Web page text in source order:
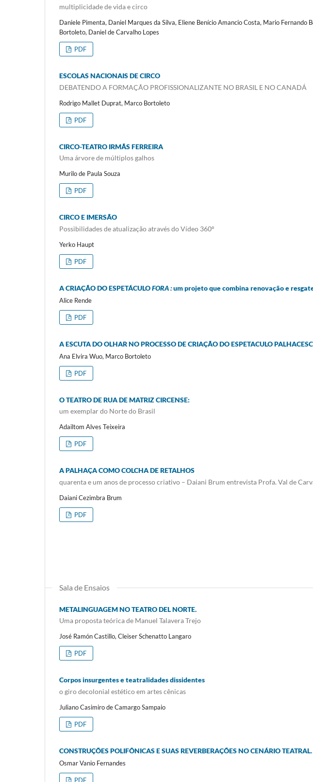
multiplicidade de vida e circo
Daniele Pimenta, Daniel Marques da Silva, Eliene Benício Amancio Costa, Mario Fernando
Bortoleto, Daniel de Carvalho Lopes
PDF
ESCOLAS NACIONAIS DE CIRCO
DEBATENDO A FORMAÇÃO PROFISSIONALIZANTE NO BRASIL E NO CANADÁ
Rodrigo Mallet Duprat, Marco Bortoleto
PDF
CIRCO-TEATRO IRMÃS FERREIRA
Uma árvore de múltiplos galhos
Murilo de Paula Souza
PDF
CIRCO E IMERSÃO
Possibilidades de atualização através do Vídeo 360º
Yerko Haupt
PDF
A CRIAÇÃO DO ESPETÁCULOFORA :um projeto que combina renovação e
Alice Rende
PDF
A ESCUTA DO OLHAR NO PROCESSO DE CRIAÇÃO DO ESPETACULO
Ana Elvira Wuo, Marco Bortoleto
PDF
O TEATRO DE RUA DE MATRIZ CIRCENSE:
um exemplar do Norte do Brasil
Adailtom Alves Teixeira
PDF
A PALHAÇA COMO COLCHA DE RETALHOS
quarenta e um anos de processo criativo – Daiani Brum entrevista Profa. Val de
Daiani Cezimbra Brum
PDF
Sala de Ensaios
METALINGUAGEM NO TEATRO DEL NORTE.
Uma proposta teórica de Manuel Talavera Trejo
José Ramón Castillo, Cleiser Schenatto Langaro
PDF
Corpos insurgentes e teatralidades dissidentes
o giro decolonial estético em artes cênicas
Juliano Casimiro de Camargo Sampaio
PDF
CONSTRUÇÕES POLIFÔNICAS E SUAS REVERBERAÇÕES NO CENÁRIO TEATRAL.
Osmar Vanio Fernandes
PDF